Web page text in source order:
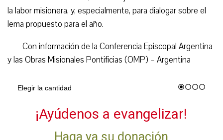
la labor misionera, y, especialmente, para dialogar sobre el
lema propuesto para el año.
Con información de la Conferencia Episcopal Argentina
y las Obras Misionales Pontificias (OMP) – Argentina